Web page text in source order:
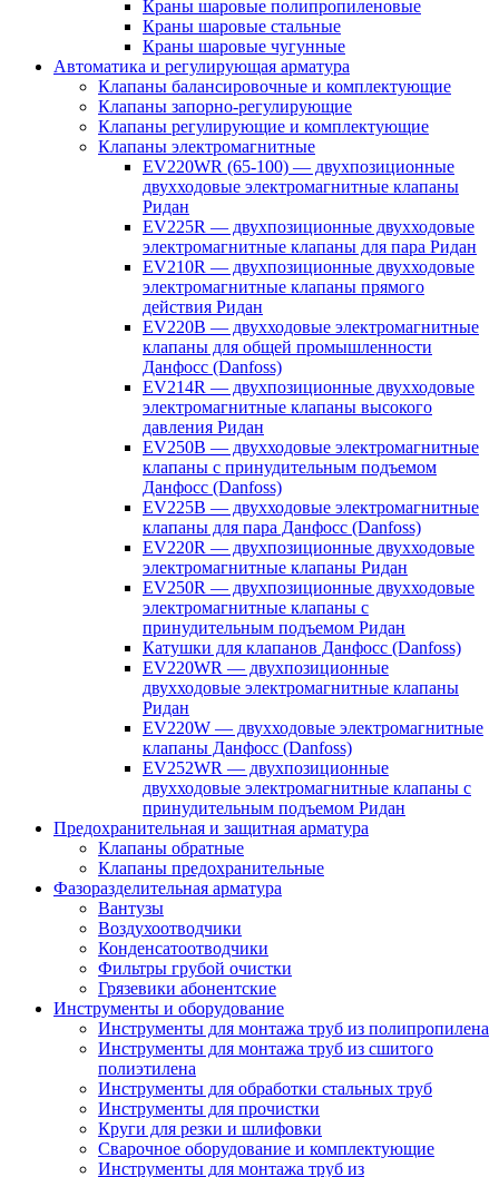
Краны шаровые полипропиленовые
Краны шаровые стальные
Краны шаровые чугунные
Автоматика и регулирующая арматура
Клапаны балансировочные и комплектующие
Клапаны запорно-регулирующие
Клапаны регулирующие и комплектующие
Клапаны электромагнитные
EV220WR (65-100) — двухпозиционные
двухходовые электромагнитные клапаны
Ридан
EV225R — двухпозиционные двухходовые
электромагнитные клапаны для пара Ридан
EV210R — двухпозиционные двухходовые
электромагнитные клапаны прямого
действия Ридан
EV220B — двухходовые электромагнитные
клапаны для общей промышленности
Данфосс (Danfoss)
EV214R — двухпозиционные двухходовые
электромагнитные клапаны высокого
давления Ридан
EV250B — двухходовые электромагнитные
клапаны с принудительным подъемом
Данфосс (Danfoss)
EV225B — двухходовые электромагнитные
клапаны для пара Данфосс (Danfoss)
EV220R — двухпозиционные двухходовые
электромагнитные клапаны Ридан
EV250R — двухпозиционные двухходовые
электромагнитные клапаны с
принудительным подъемом Ридан
Катушки для клапанов Данфосс (Danfoss)
EV220WR — двухпозиционные
двухходовые электромагнитные клапаны
Ридан
EV220W — двухходовые электромагнитные
клапаны Данфосс (Danfoss)
EV252WR — двухпозиционные
двухходовые электромагнитные клапаны с
принудительным подъемом Ридан
Предохранительная и защитная арматура
Клапаны обратные
Клапаны предохранительные
Фазоразделительная арматура
Вантузы
Воздухоотводчики
Конденсатоотводчики
Фильтры грубой очистки
Грязевики абонентские
Инструменты и оборудование
Инструменты для монтажа труб из полипропилена
Инструменты для монтажа труб из сшитого
полиэтилена
Инструменты для обработки стальных труб
Инструменты для прочистки
Круги для резки и шлифовки
Сварочное оборудование и комплектующие
Инструменты для монтажа труб из